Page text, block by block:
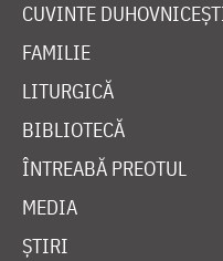
CUVINTE
FAMILIE
LITURGICĂ
BIBLIOTECĂ
ÎNTREABĂ PREOTUL
MEDIA
ȘTIRI